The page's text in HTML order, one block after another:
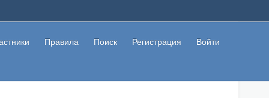
Правила Поиск Регистрация Войти